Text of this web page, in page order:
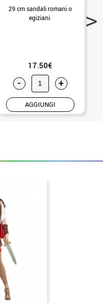
29 cm sandali romani o
egiziani.
17.50€
- +
AGGIUNGI